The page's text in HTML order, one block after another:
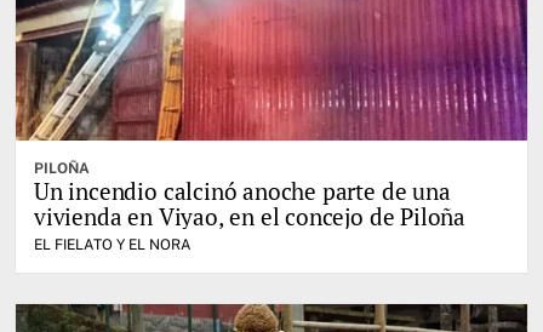
PILOÑA
Un incendio calcinó anoche parte de una
vivienda en Viyao, en el concejo de Piloña
EL FIELATO Y EL NORA